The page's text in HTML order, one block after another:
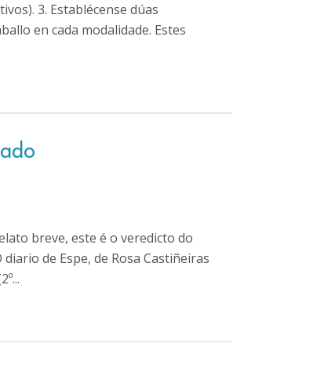
3. Establécense dúas
en cada modalidade. Estes
breve, este é o veredicto do
de Espe, de Rosa Castiñeiras